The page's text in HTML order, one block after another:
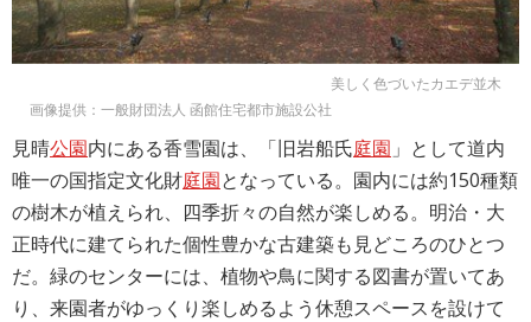
美しく色づいたカエデ並木
画像提供：一般財団法人 函館住宅都市施設公社
見晴公園内にある香雪園は、「旧岩船氏庭園 」として道内
唯一の国指定文化財庭園となっている。園内には約150種類
の樹木が植えられ、四季折々の自然が楽しめる。明治・大
正時代に建てられた個性豊かな古建築も見どころのひとつ
だ。緑のセンターには、植物や鳥に関する図書が置いてあ
り、来園者がゆっくり楽しめるよう休憩スペースを設けて